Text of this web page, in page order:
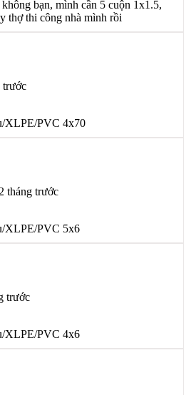
bạn, mình cần 5 cuộn 1x1.5,
thợ thi công nhà mình rồi
trước
XLPE/PVC 4x70
2 tháng trước
XLPE/PVC 5x6
trước
XLPE/PVC 4x6